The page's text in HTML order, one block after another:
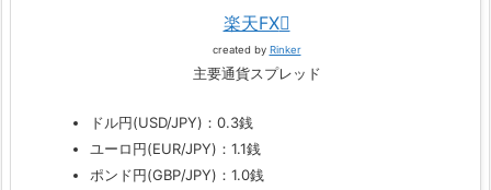
楽天FX
created by Rinker
主要通貨スプレッド
ドル円(USD/JPY)：0.3銭
ユーロ円(EUR/JPY)：1.1銭
ポンド円(GBP/JPY)：1.0銭